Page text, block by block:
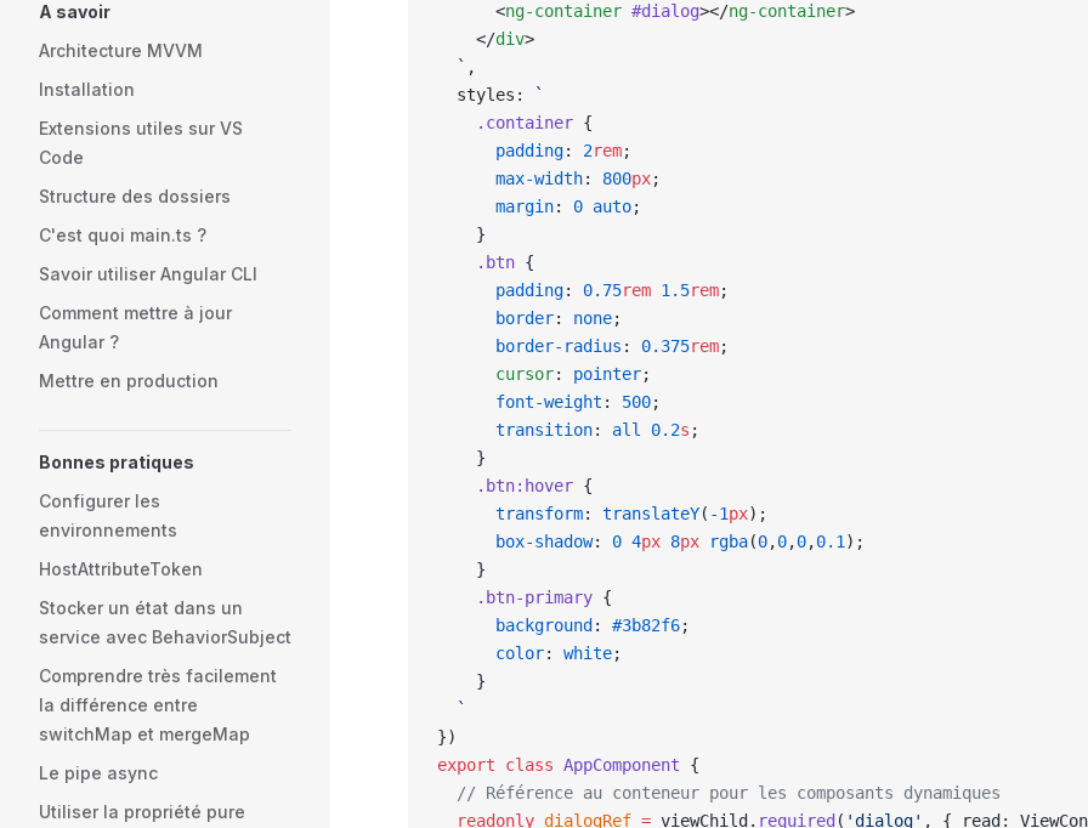
A savoir
Architecture MVVM
Installation
Extensions utiles sur VS
Code
Structure des dossiers
C'est quoi main.ts ?
Savoir utiliser Angular CLI
Comment mettre à jour
Angular ?
Mettre en production
Bonnes pratiques
Configurer les
environnements
HostAttributeToken
Stocker un état dans un
service avec BehaviorSubject
Comprendre très facilement
la différence entre
switchMap et mergeMap
Le pipe async
Utiliser la propriété pure
      <
ng-container #dialog></ng-container>
    </
div>
  `
,
  styles:
`
    .container
{
      padding
: 2rem;
      max-width
: 800px;
      margin
: 0 auto;
    }
    .btn
{
      padding
: 0.75rem 1.5rem;
      border
: none;
      border-radius
: 0.375rem;
      cursor
: pointer;
      font-weight
: 500;
      transition
: all 0.2s ;
    }
    .btn:hover
{
      transform
: translateY( -1px);
      box-shadow
: 0 4px 8px rgba(0,0,0,0.1 );
    }
    .btn-primary
{
      background
: #3b82f6;
      color
: white;
    }
  `
})
export class AppComponent {
  // Référence au conteneur pour les composants dynamiques
  readonly
dialogRef = viewChild. required ( 'dialog' , { read: